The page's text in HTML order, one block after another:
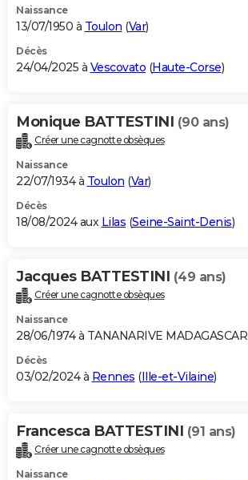
Naissance
13/07/1950 à Toulon (Var)
Décès
24/04/2025 à Vescovato (Haute-Corse)
Monique BATTESTINI (90 ans)
Créer une cagnotte obsèques
Naissance
22/07/1934 à Toulon (Var)
Décès
18/08/2024 aux Lilas (Seine-Saint-Denis)
Jacques BATTESTINI (49 ans)
Créer une cagnotte obsèques
Naissance
28/06/1974 à TANANARIVE MADAGASCAR
Décès
03/02/2024 à Rennes (Ille-et-Vilaine)
Francesca BATTESTINI (91 ans)
Créer une cagnotte obsèques
Naissance